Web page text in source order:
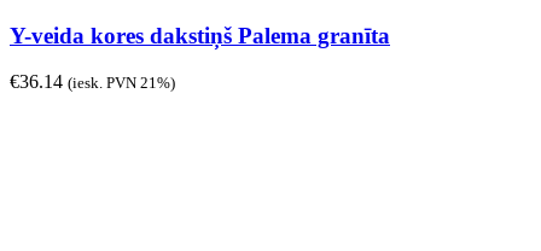
Y-veida kores dakstiņš Palema granīta
€36.14 (iesk. PVN 21%)